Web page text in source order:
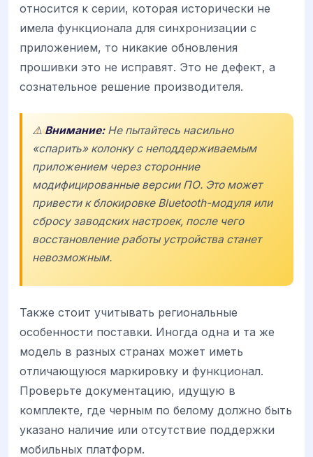
относится к серии, которая исторически не
имела функционала для синхронизации с
приложением, то никакие обновления
прошивки это не исправят. Это не дефект, а
сознательное решение производителя.
⚠️Внимание:Не пытайтесь насильно
«спарить» колонку с неподдерживаемым
приложением через сторонние
модифицированные версии ПО. Это может
привести к блокировке Bluetooth-модуля или
сбросу заводских настроек, после чего
восстановление работы устройства станет
невозможным.
Также стоит учитывать региональные
особенности поставки. Иногда одна и та же
модель в разных странах может иметь
отличающуюся маркировку и функционал.
Проверьте документацию, идущую в
комплекте, где черным по белому должно быть
указано наличие или отсутствие поддержки
мобильных платформ.